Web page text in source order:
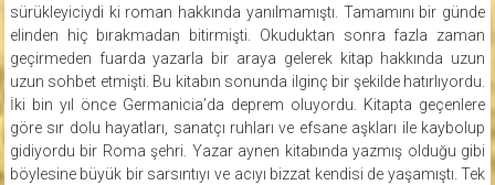
sürükleyiciydi ki roman hakkında yanılmamıştı. Tamamını bir günde
elinden hiç bırakmadan bitirmişti. Okuduktan sonra fazla zaman
geçirmeden fuarda yazarla bir araya gelerek kitap hakkında uzun
uzun sohbet etmişti. Bu kitabın sonunda ilginç bir şekilde hatırlıyordu.
İki bin yıl önce Germanicia’da deprem oluyordu. Kitapta geçenlere
göre sır dolu hayatları, sanatçı ruhları ve efsane aşkları ile kaybolup
gidiyordu bir Roma şehri. Yazar aynen kitabında yazmış olduğu gibi
böylesine büyük bir sarsıntıyı ve acıyı bizzat kendisi de yaşamıştı. Tek